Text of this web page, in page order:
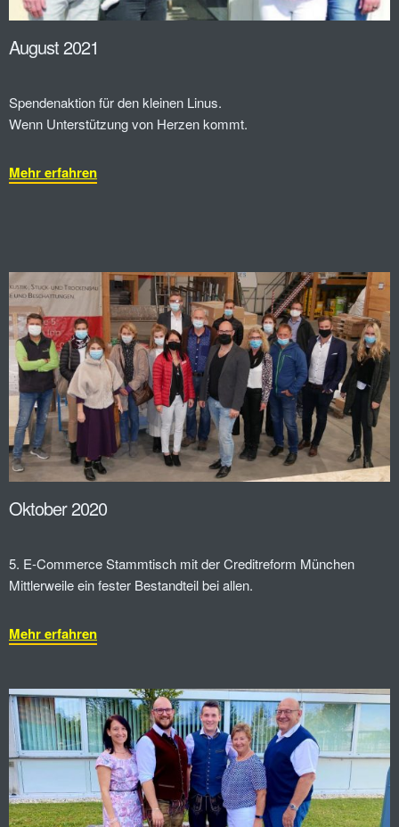
August 2021
Spendenaktion für den kleinen Linus.
Wenn Unterstützung von Herzen kommt.
Mehr erfahren
Oktober 2020
5. E-Commerce Stammtisch mit der Creditreform München
Mittlerweile ein fester Bestandteil bei allen.
Mehr erfahren